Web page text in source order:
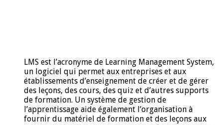
LMS est l’acronyme de Learning Management System,
un logiciel qui permet aux entreprises et aux
établissements d’enseignement de créer et de gérer
des leçons, des cours, des quiz et d’autres supports
de formation. Un système de gestion de
l’apprentissage aide également l’organisation à
fournir du matériel de formation et des leçons aux